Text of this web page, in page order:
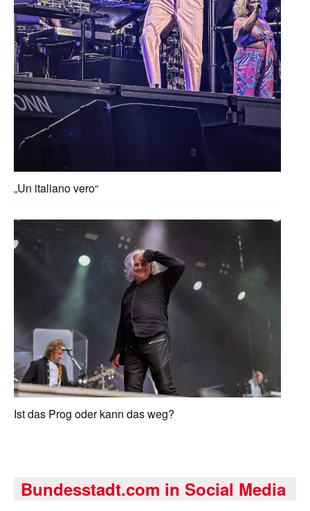
„Un italiano vero“
Ist das Prog oder kann das weg?
Bundesstadt.com in Social Media